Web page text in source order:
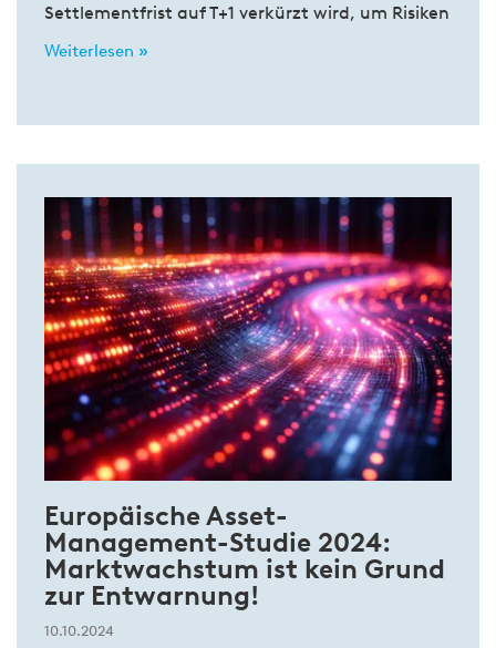
Settlementfrist auf T+1 verkürzt wird, um Risiken
Weiterlesen »
Europäische Asset-
Management-Studie 2024:
Marktwachstum ist kein Grund
zur Entwarnung!
10.10.2024